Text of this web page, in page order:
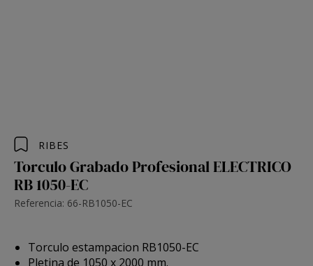
RIBES
Torculo Grabado Profesional ELECTRICO
RB 1050-EC
Referencia: 66-RB1050-EC
Torculo estampacion RB1050-EC
Pletina de 1050 x 2000 mm.